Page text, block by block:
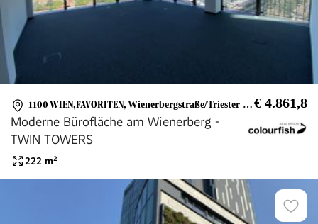
1100 WIEN,FAVORITEN, Wienerbergstraße/Triester Straße € 4.861,8
Moderne Bürofläche am Wienerberg -
TWIN TOWERS
222 m²